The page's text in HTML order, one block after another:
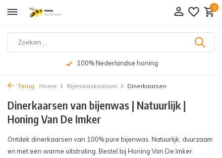
0
100% Nederlandse honing
Terug Home Bijenwaskaarsen Dinerkaarsen
Dinerkaarsen van bijenwas | Natuurlijk |
Honing Van De Imker
Ontdek dinerkaarsen van 100% pure bijenwas. Natuurlijk, duurzaam
en met een warme uitstraling. Bestel bij Honing Van De Imker.